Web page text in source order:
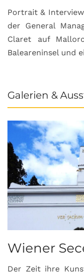
Portrait &
der General
Claret auf
Baleareninsel und
Galerien &
Wiener
Der Zeit ihre